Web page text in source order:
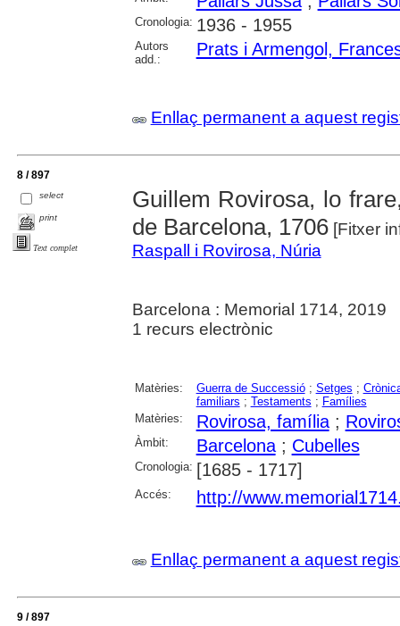
Cronologia: 1936 - 1955
Autors
add.:
Prats i Armengol,
Enllaç permanent a aquest
8 / 897
select
print
Text complet
Guillem Rovirosa, lo
de Barcelona, 1706[Fitxer
Raspall i Rovirosa, Núria
Barcelona : Memorial 1714, 2019
1 recurs electrònic
Matèries: Guerra de Successió; Setges ;
familiars ; Testaments ; Famílies
Matèries:
Rovirosa, família;
Àmbit: Barcelona; Cubelles
Cronologia: [1685 - 1717]
Accés: http://
Enllaç permanent a aquest
9 / 897